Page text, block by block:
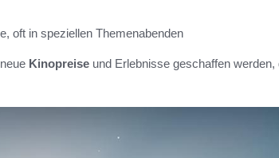
oft in speziellen Themenabenden
Kinopreise und Erlebnisse geschaffen